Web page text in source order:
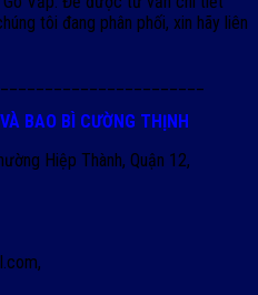
tôi đang phân phối, xin hãy liên
BAO BÌ CƯỜNG THỊNH
Hiệp Thành, Quận 12,